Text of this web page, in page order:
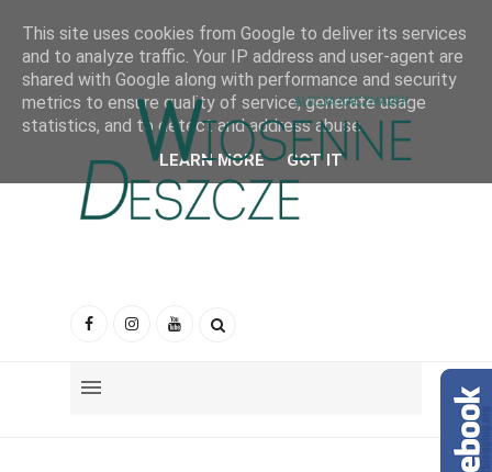
This site uses cookies from Google to deliver its services
and to analyze traffic. Your IP address and user-agent are
shared with Google along with performance and security
metrics to ensure quality of service, generate usage
statistics, and to detect and address abuse.
LEARN MORE GOT IT